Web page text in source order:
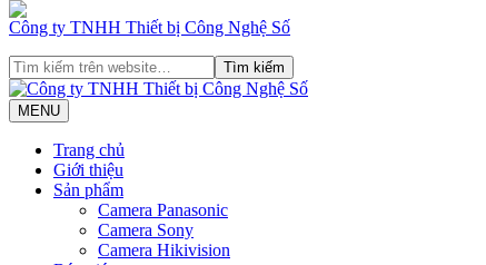
Công ty TNHH Thiết bị Công Nghệ Số
MENU
Trang chủ
Giới thiệu
Sản phẩm
Camera Panasonic
Camera Sony
Camera Hikivision